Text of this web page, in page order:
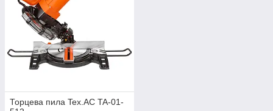
Торцева пила Tex.AC TA-01-